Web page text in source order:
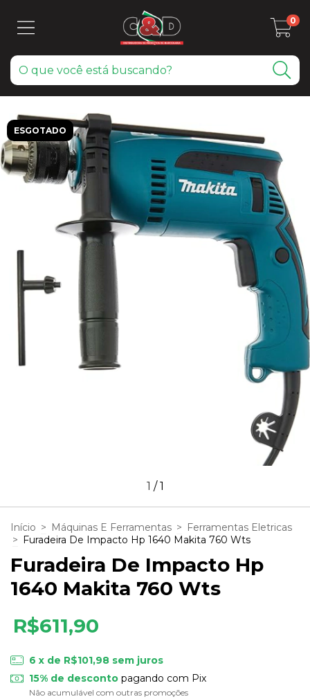
0
ESGOTADO
1 /1
Início > Máquinas E Ferramentas > Ferramentas Eletricas
> Furadeira De Impacto Hp 1640 Makita 760 Wts
Furadeira De Impacto Hp
1640 Makita 760 Wts
R$611,90
6 x de R$101,98 sem juros
15% de descontopagando com Pix
Não acumulável com outras promoções